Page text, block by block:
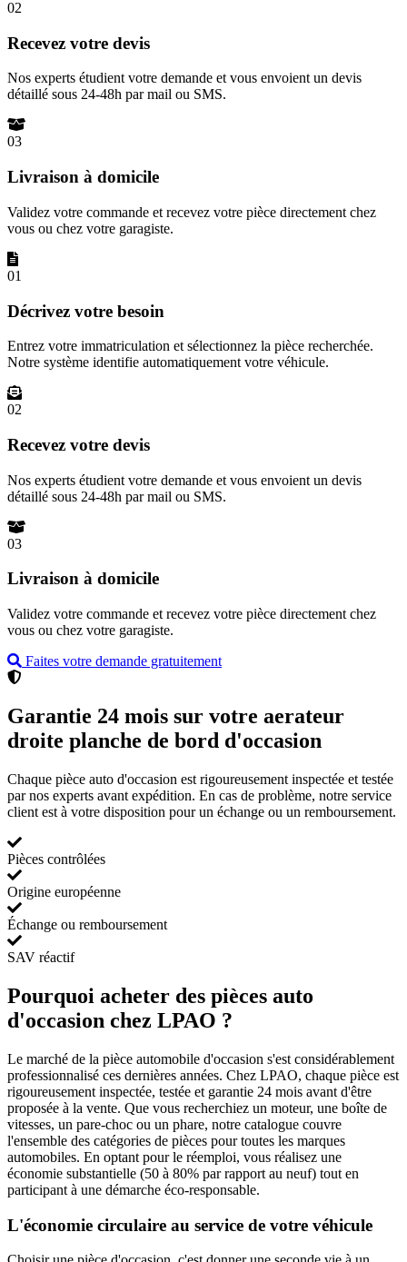
02
Recevez votre devis
Nos experts étudient votre demande et vous envoient un devis
détaillé sous 24-48h par mail ou SMS.
03
Livraison à domicile
Validez votre commande et recevez votre pièce directement chez
vous ou chez votre garagiste.
01
Décrivez votre besoin
Entrez votre immatriculation et sélectionnez la pièce recherchée.
Notre système identifie automatiquement votre véhicule.
02
Recevez votre devis
Nos experts étudient votre demande et vous envoient un devis
détaillé sous 24-48h par mail ou SMS.
03
Livraison à domicile
Validez votre commande et recevez votre pièce directement chez
vous ou chez votre garagiste.
Faites votre demande gratuitement
Garantie 24 mois sur votre aerateur
droite planche de bord d'occasion
Chaque pièce auto d'occasion est rigoureusement inspectée et testée
par nos experts avant expédition. En cas de problème, notre service
client est à votre disposition pour un échange ou un remboursement.
Pièces contrôlées
Origine européenne
Échange ou remboursement
SAV réactif
Pourquoi acheter des pièces auto
d'occasion chez LPAO ?
Le marché de la pièce automobile d'occasion s'est considérablement
professionnalisé ces dernières années. Chez LPAO, chaque pièce est
rigoureusement inspectée, testée et garantie 24 mois avant d'être
proposée à la vente. Que vous recherchiez un moteur, une boîte de
vitesses, un pare-choc ou un phare, notre catalogue couvre
l'ensemble des catégories de pièces pour toutes les marques
automobiles. En optant pour le réemploi, vous réalisez une
économie substantielle (50 à 80% par rapport au neuf) tout en
participant à une démarche éco-responsable.
L'économie circulaire au service de votre véhicule